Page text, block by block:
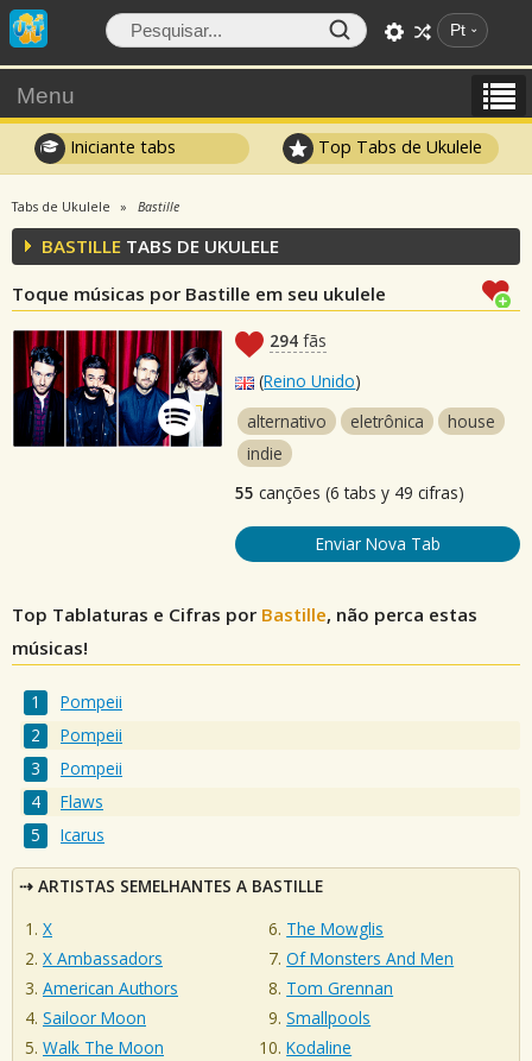
Pt
Menu
Iniciante tabs Top Tabs de Ukulele
Tabs de Ukulele Bastille
BASTILLE TABS DE UKULELE
Toque músicas por Bastille em seu ukulele
294 fãs
(Reino Unido)
alternativo
eletrônica
house
indie
55 canções (6 tabs y 49 cifras)
Enviar Nova Tab
Top Tablaturas e Cifras por Bastille, não perca estas
músicas!
Pompeii
Pompeii
Pompeii
Flaws
Icarus
ARTISTAS SEMELHANTES A BASTILLE
X
X Ambassadors
American Authors
Sailoor Moon
Walk The Moon
The Mowglis
Of Monsters And Men
Tom Grennan
Smallpools
Kodaline